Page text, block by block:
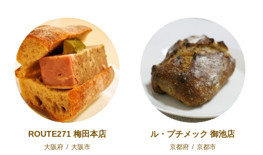
ROUTE271 梅田本店
大阪府 / 大阪市
ル・プチメック 御池店
京都府 / 京都市